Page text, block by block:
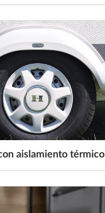
aislamiento térmico